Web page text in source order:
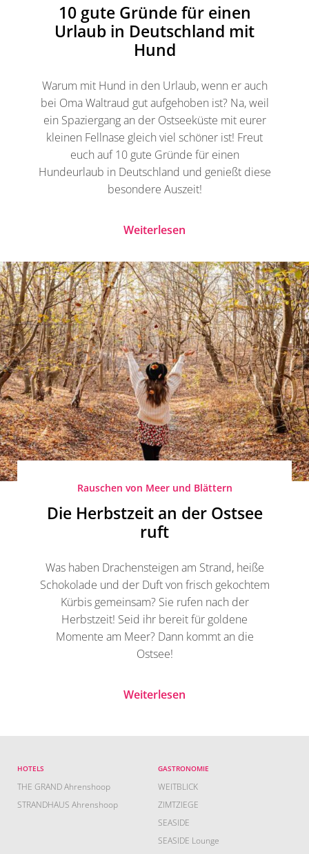
10 gute Gründe für einen
Urlaub in Deutschland mit
Hund
Warum mit Hund in den Urlaub, wenn er auch
bei Oma Waltraud gut aufgehoben ist? Na, weil
ein Spaziergang an der Ostseeküste mit eurer
kleinen Fellnase gleich viel schöner ist! Freut
euch auf 10 gute Gründe für einen
Hundeurlaub in Deutschland und genießt diese
besondere Auszeit!
Weiterlesen
Rauschen von Meer und Blättern
Die Herbstzeit an der Ostsee
ruft
Was haben Drachensteigen am Strand, heiße
Schokolade und der Duft von frisch gekochtem
Kürbis gemeinsam? Sie rufen nach der
Herbstzeit! Seid ihr bereit für goldene
Momente am Meer? Dann kommt an die
Ostsee!
Weiterlesen
HOTELS
THE GRAND Ahrenshoop
STRANDHAUS Ahrenshoop
GASTRONOMIE
WEITBLICK
ZIMTZIEGE
SEASIDE
SEASIDE Lounge